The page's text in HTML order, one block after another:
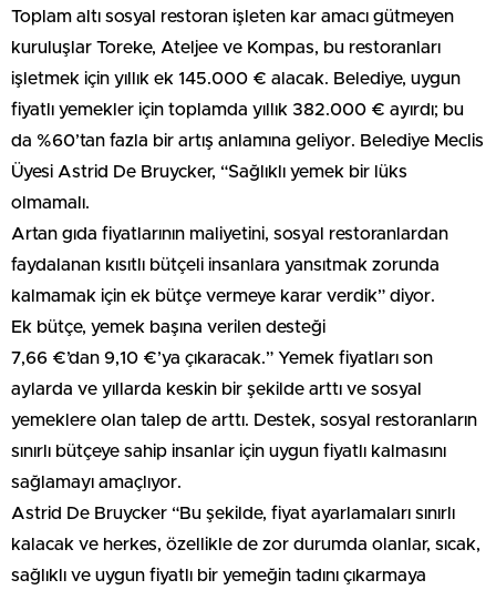
Toplam altı sosyal restoran işleten kar amacı gütmeyen
kuruluşlar Toreke, Ateljee ve Kompas, bu restoranları
işletmek için yıllık ek 145.000 € alacak. Belediye, uygun
fiyatlı yemekler için toplamda yıllık 382.000 € ayırdı; bu
da %60’tan fazla bir artış anlamına geliyor. Belediye Meclis
Üyesi Astrid De Bruycker, “Sağlıklı yemek bir lüks
olmamalı.
Artan gıda fiyatlarının maliyetini, sosyal restoranlardan
faydalanan kısıtlı bütçeli insanlara yansıtmak zorunda
kalmamak için ek bütçe vermeye karar verdik” diyor.
Ek bütçe, yemek başına verilen desteği
7,66 €’dan 9,10 €’ya çıkaracak.” Yemek fiyatları son
aylarda ve yıllarda keskin bir şekilde arttı ve sosyal
yemeklere olan talep de arttı. Destek, sosyal restoranların
sınırlı bütçeye sahip insanlar için uygun fiyatlı kalmasını
sağlamayı amaçlıyor.
Astrid De Bruycker “Bu şekilde, fiyat ayarlamaları sınırlı
kalacak ve herkes, özellikle de zor durumda olanlar, sıcak,
sağlıklı ve uygun fiyatlı bir yemeğin tadını çıkarmaya